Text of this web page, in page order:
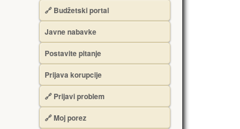
🔗 Budžetski portal
Javne nabavke
Postavite pitanje
Prijava korupcije
🔗 Prijavi problem
🔗 Moj porez